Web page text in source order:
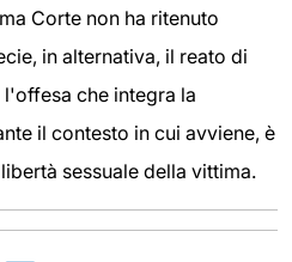
Corte non ha ritenuto
in alternativa, il reato di
che integra la
il contesto in cui avviene, è
sessuale della vittima.